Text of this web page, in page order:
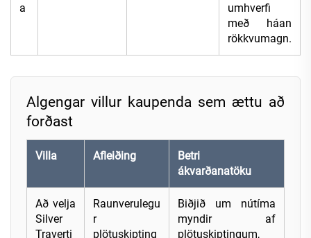
a
umhverfi
með háan
rökkvumagn.
Algengar villur kaupenda sem ættu að
forðast
Villa Afleiðing
Betri
ákvarðanatöku
Að velja
Silver
Traverti
Raunverulegu
r
plötuskipting
Biðjið um nútíma
myndir af
plötuskiptingum,